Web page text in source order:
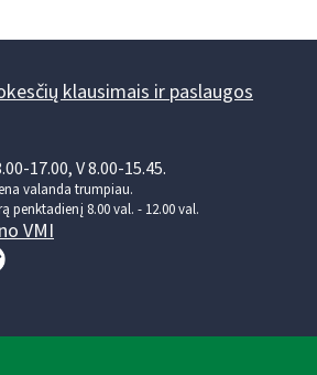
klausimais ir paslaugos
17.00, V 8.00-15.45.
valanda trumpiau.
penktadienį 8.00 val. - 12.00 val.
VMI